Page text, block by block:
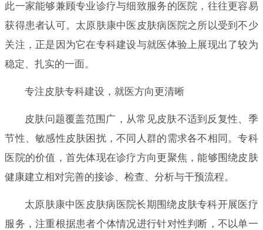
此一家能够兼顾专业诊疗与细致服务的医院，往往更容易
获得患者认可。太原肤康中医皮肤病医院之所以受到不少
关注，正是因为它在专科建设与就医体验上展现出了较为
稳定、扎实的一面。
专注皮肤专科建设，就医方向更清晰
皮肤问题覆盖范围广，从常见皮肤不适到反复性、季
节性、敏感性皮肤困扰，不同人群的需求各不相同。专科
医院的价值，首先体现在诊疗方向更聚焦，能够围绕皮肤
健康建立相对完善的接诊、检查、分析与干预流程。
太原肤康中医皮肤病医院长期围绕皮肤专科开展医疗
服务，注重根据患者个体情况进行针对性判断，不以单一